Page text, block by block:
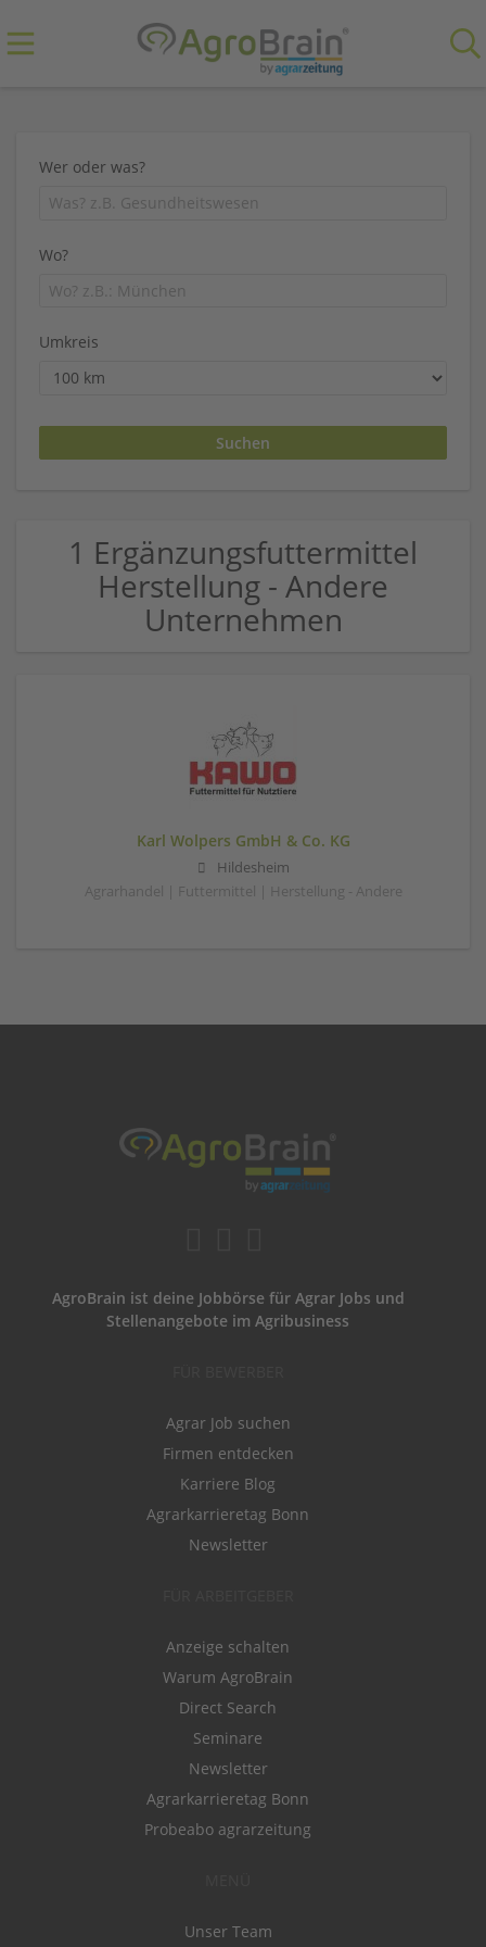
Wer oder was?
Wo?
Umkreis
1 Ergänzungsfuttermittel
Herstellung - Andere
Unternehmen
Karl Wolpers GmbH & Co. KG
Hildesheim
Agrarhandel | Futtermittel | Herstellung - Andere
AgroBrain ist deine Jobbörse für Agrar Jobs und
Stellenangebote im Agribusiness
Agrar Job suchen
Firmen entdecken
Karriere Blog
Agrarkarrieretag Bonn
Newsletter
Anzeige schalten
Warum AgroBrain
Direct Search
Seminare
Newsletter
Agrarkarrieretag Bonn
Probeabo agrarzeitung
Unser Team